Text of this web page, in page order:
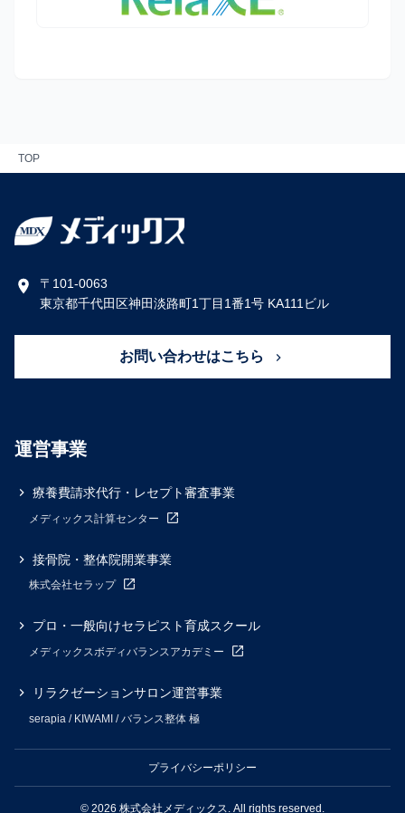
TOP
〒101-0063
東京都千代田区神田淡路町1丁目1番1号 KA111ビル
お問い合わせはこちら
運営事業
療養費請求代行・レセプト審査事業
メディックス計算センター
接骨院・整体院開業事業
株式会社セラップ
プロ・一般向けセラピスト育成スクール
メディックスボディバランスアカデミー
リラクゼーションサロン運営事業
serapia / KIWAMI / バランス整体 極
プライバシーポリシー
© 2026 株式会社メディックス. All rights reserved.